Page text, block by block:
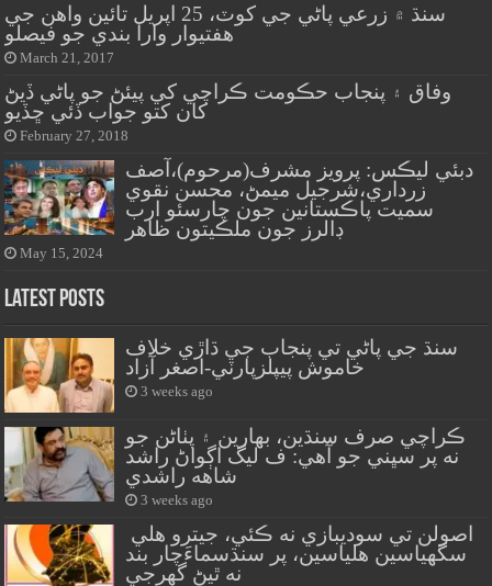
سنڌ ۾ زرعي پاڻي جي کوٽ، 25 اپريل تائين واهن جي
هفتيوار وارا بندي جو فيصلو
March 21, 2017
وفاق ۽ پنجاب حڪومت ڪراچي کي پيئڻ جو پاڻي ڏيڻ
کان کتو جواب ڏئي ڇڏيو
February 27, 2018
دبئي ليڪس: پرويز مشرف(مرحوم)،آصف
زرداري،شرجيل ميمڻ، محسن نقوي
سميت پاڪستانين جون چارسئو ارب
ڊالرز جون ملڪيتون ظاهر
May 15, 2024
Latest Posts
سنڌ جي پاڻي تي پنجاب جي ڌاڙي خلاف
خاموش پيپلزپارٽي-اصغر آزاد
3 weeks ago
ڪراچي صرف سنڌين، بهارين ۽ پٺاڻن جو
نه پر سڀني جو آهي: ف ليگ اڳواڻ راشد
شاهه راشدي
3 weeks ago
سگهياسين هلياسين، پر سنڌسماءَچار بند
نه ٿيڻ گهرجي